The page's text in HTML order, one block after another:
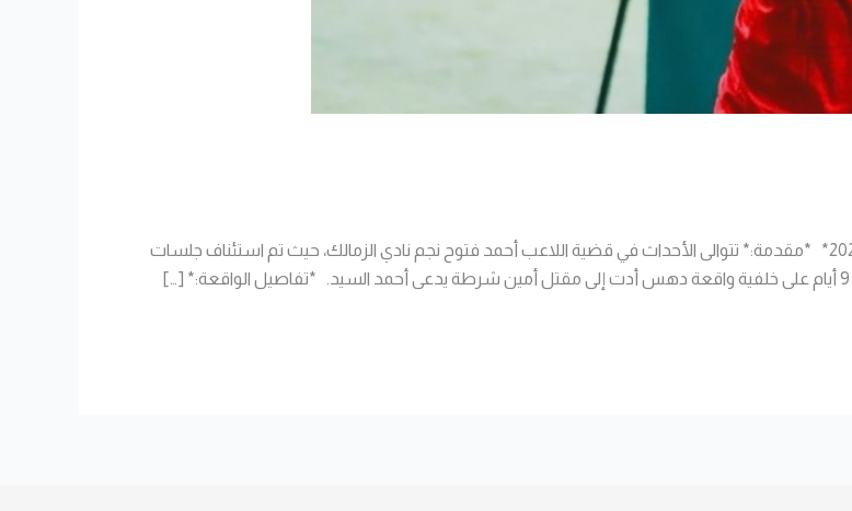
مكتب يونس للمحاماة والاستشارات القانونية* *الإثنين 19 أغسطس 2024* *مقدمة:* تتوالى الأحداث في قضية اللاعب أحمد فتوح نجم نادي الزمالك، حيث تم استئناف جلسات